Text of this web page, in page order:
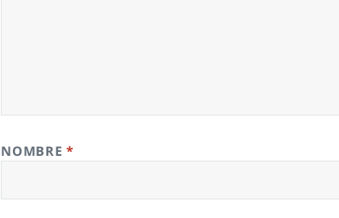
NOMBRE *